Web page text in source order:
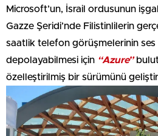
Microsoft’un, İsrail ordusunun
Gazze Şeridi’nde Filistinlilerin
saatlik telefon görüşmelerinin ses
depolayabilmesi için “Azure”
özelleştirilmiş bir sürümünü